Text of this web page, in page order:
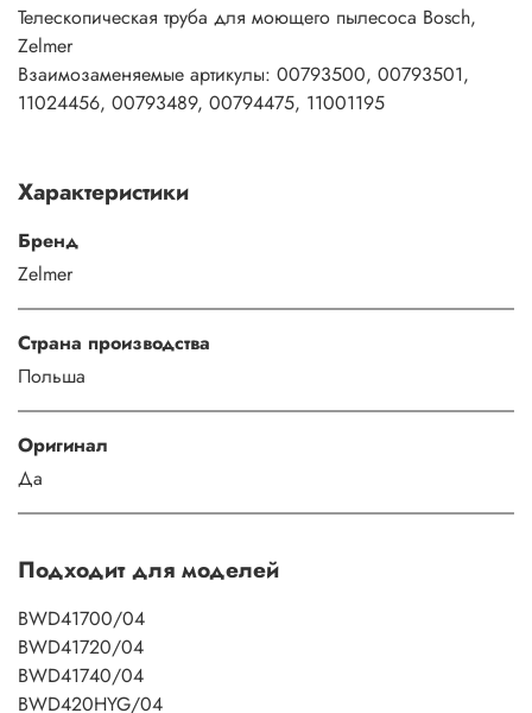
Телескопическая труба для моющего пылесоса Bosch,
Zelmer
Взаимозаменяемые артикулы: 00793500, 00793501,
11024456, 00793489, 00794475, 11001195
Характеристики
Бренд
Zelmer
Страна производства
Польша
Оригинал
Да
Подходит для моделей
BWD41700/04
BWD41720/04
BWD41740/04
BWD420HYG/04